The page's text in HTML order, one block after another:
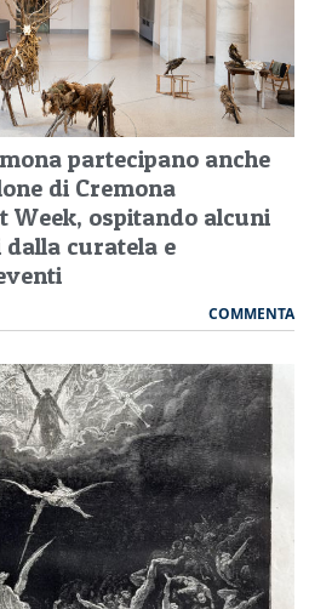
partecipano anche
di Cremona
Week, ospitando alcuni
curatela e
COMMENTA